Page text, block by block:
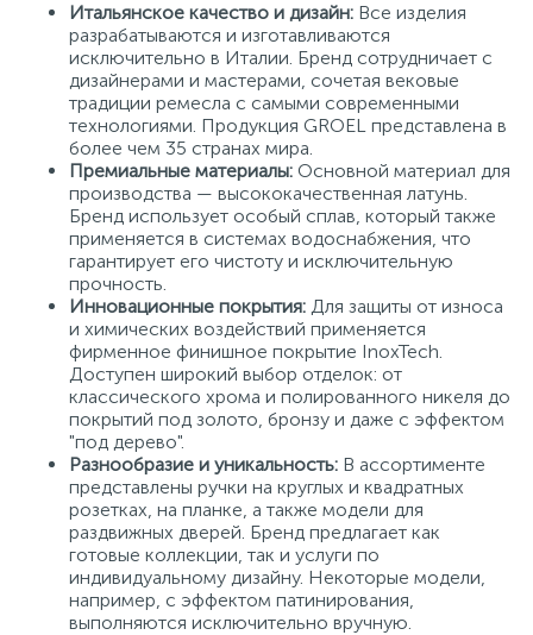
Итальянское качество и дизайн: Все изделия
разрабатываются и изготавливаются
исключительно в Италии. Бренд сотрудничает с
дизайнерами и мастерами, сочетая вековые
традиции ремесла с самыми современными
технологиями. Продукция GROEL представлена в
более чем 35 странах мира.
Премиальные материалы: Основной материал для
производства — высококачественная латунь.
Бренд использует особый сплав, который также
применяется в системах водоснабжения, что
гарантирует его чистоту и исключительную
прочность.
Инновационные покрытия: Для защиты от износа
и химических воздействий применяется
фирменное финишное покрытие InoxTech.
Доступен широкий выбор отделок: от
классического хрома и полированного никеля до
покрытий под золото, бронзу и даже с эффектом
"под дерево".
Разнообразие и уникальность: В ассортименте
представлены ручки на круглых и квадратных
розетках, на планке, а также модели для
раздвижных дверей. Бренд предлагает как
готовые коллекции, так и услуги по
индивидуальному дизайну. Некоторые модели,
например, с эффектом патинирования,
выполняются исключительно вручную.